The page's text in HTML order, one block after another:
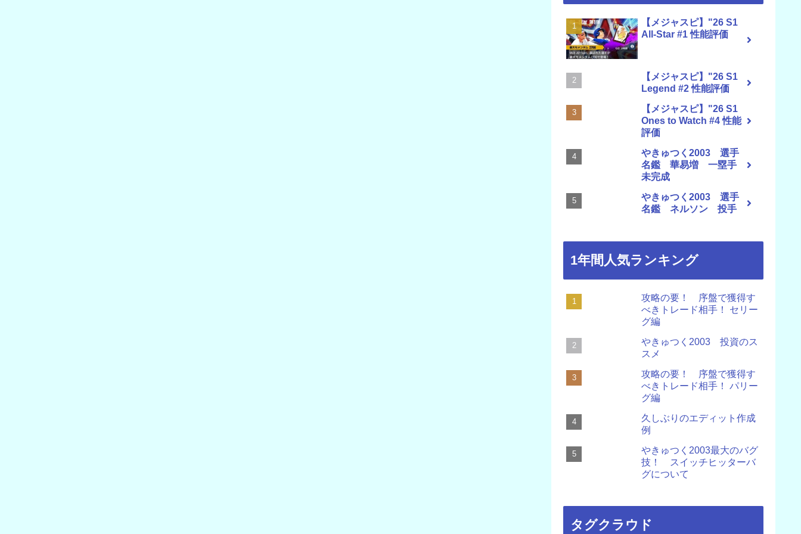
【メジャスピ】"26 S1
All-Star #1 性能評価
【メジャスピ】"26 S1
Legend #2 性能評価
【メジャスピ】"26 S1
Ones to Watch #4 性能
評価
やきゅつく2003 選手
名鑑 華易増 一塁手
未完成
やきゅつく2003 選手
名鑑 ネルソン 投手
1年間人気ランキング
攻略の要！ 序盤で獲得す
べきトレード相手！ セリー
グ編
やきゅつく2003 投資のス
スメ
攻略の要！ 序盤で獲得す
べきトレード相手！ パリー
グ編
久しぶりのエディット作成
例
やきゅつく2003最大のバグ
技！ スイッチヒッターバ
グについて
タグクラウド